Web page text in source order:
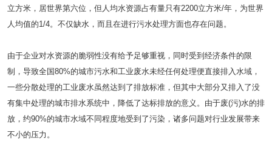
立方米，居世界第六位，但人均水资源占有量只有2200立方米/年，为世界
人均值的1/4。不仅缺水，而且在进行污水处理方面也存在问题。
由于企业对水资源的脆弱性没有给予足够重视，同时受到经济条件的限
制，导致全国80%的城市污水和工业废水未经任何处理便直接排入水域，
一些分散处理的工业废水虽然达到了排放标准，但其中大部分又排入了没
有集中处理的城市排水系统中，降低了达标排放的意义。由于废(污)水的排
放，约90%的城市水域不同程度地受到了污染，诸多问题对行业发展带来
不小的压力。